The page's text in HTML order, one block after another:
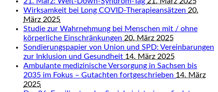
Wirksamkeit bei Long COVID-Therapieansätzen 20.
März 2025
Studie zur Wahrnehmung bei Menschen mit / ohne
körperliche Einschränkungen 20. März 2025
Sondierungspapier von Union und SPD: Vereinbarungen
zur Inklusion und Gesundheit 14. März 2025
Ambulante medizinische Versorgung in Sachsen bis
2035 im Fokus – Gutachten fortgeschrieben 14. März
2025